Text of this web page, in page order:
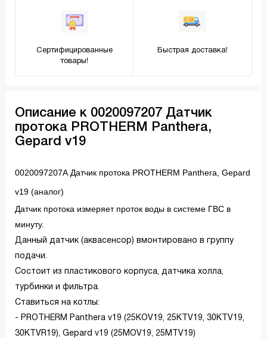
Сертифицированные
товары!
Быстрая доставка!
Описание к 0020097207 Датчик
протока PROTHERM Panthera,
Gepard v19
0020097207А Датчик протока PROTHERM Panthera, Gepard
v19 (аналог)
Датчик протока измеряет проток воды в системе ГВС в
минуту.
Данный датчик (аквасенсор) вмонтировано в группу
подачи.
Состоит из пластикового корпуса, датчика холла,
турбинки и фильтра.
Ставиться на котлы:
- PROTHERM Panthera v19 (25KOV19, 25KTV19, 30KTV19,
30KTVR19), Gepard v19 (25MOV19, 25MTV19)